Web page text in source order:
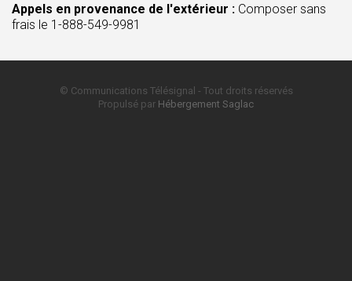
Appels en provenance de l'extérieur : Composer sans
frais le 1-888-549-9981
© Communications Télésignal - Tout droits réservés
Propulsé par Hébergement Saglac